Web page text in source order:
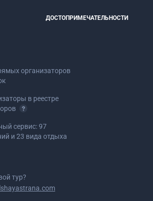
ДОСТОПРИМЕЧАТЕЛЬНОСТИ
организаторов
в реестре
сервис: 97
и 23 вида отдыха
тур?